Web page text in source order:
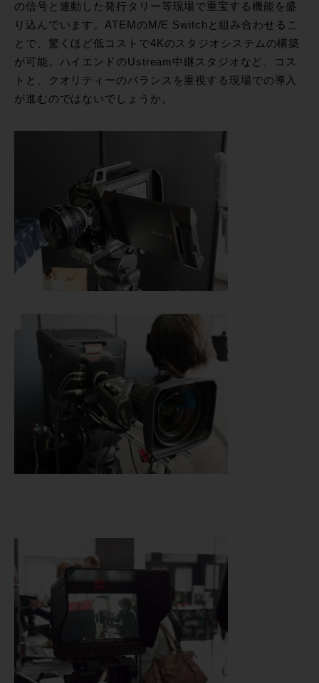
の信号と連動した発行タリー等現場で重宝する機能を盛
り込んでいます。ATEMのM/E Switchと組み合わせるこ
とで、驚くほど低コストで4Kのスタジオシステムの構築
が可能。ハイエンドのUstream中継スタジオなど、コス
トと、クオリティーのバランスを重視する現場での導入
が進むのではないでしょうか。